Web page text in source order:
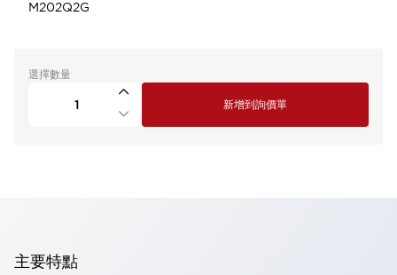
M202Q2G
選擇數量
新增到詢價單
主要特點